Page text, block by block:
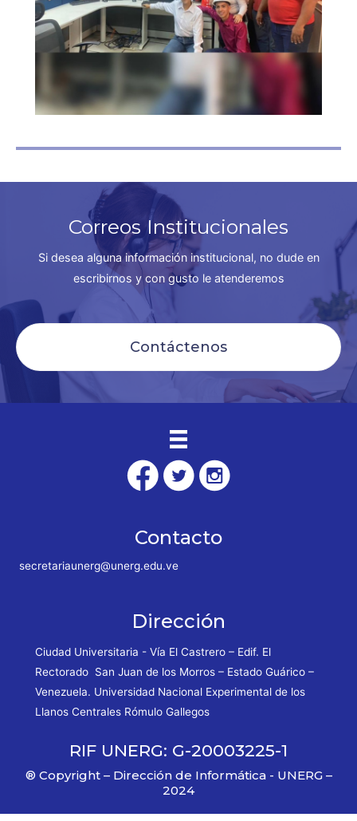
Correos Institucionales
Si desea alguna información institucional, no dude en
escribirnos y con gusto le atenderemos
Contáctenos
Contacto
secretariaunerg@unerg.edu.ve
Dirección
Ciudad Universitaria - Vía El Castrero – Edif. El
Rectorado San Juan de los Morros – Estado Guárico –
Venezuela. Universidad Nacional Experimental de los
Llanos Centrales Rómulo Gallegos
RIF UNERG: G-20003225-1
® Copyright – Dirección de Informática - UNERG –
2024